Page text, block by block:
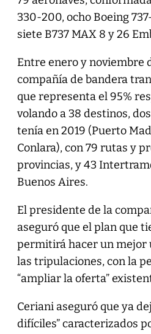
330-200, ocho Boeing
siete B737 MAX 8 y 26
Entre enero y noviembre
compañía de bandera
que representa el 95%
volando a 38 destinos,
tenía en 2019 (Puerto
Conlara), con 79 rutas y
provincias, y 43
Buenos Aires.
El presidente de la
aseguró que el plan que
permitirá hacer un mejor
las tripulaciones, con la
“ampliar la oferta”
Ceriani aseguró que ya
difíciles” caracterizados